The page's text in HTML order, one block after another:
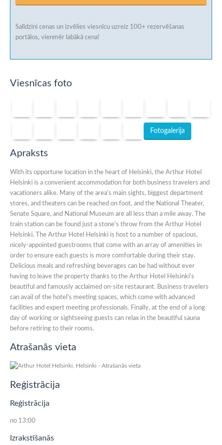
Salīdzini cenas un izvēlies viesnīcu uzreiz 100+ rezervēšanas
portālos, vienmēr labākā cena!
Viesnīcas foto
Fotogalerija
Apraksts
With its opportune location in the heart of Helsinki, the Arthur Hotel
Helsinki is a convenient accommodation for both business travelers and
vacationers alike. Many of the area’s main sights, biggest department
stores, and theaters can be reached on foot, and the National Theater,
Senate Square, and National Museum are all less than a mile away. The
train station can be found just a stone’s throw from the Arthur Hotel
Helsinki. The Arthur Hotel Helsinki is host to a number of spacious,
nicely-appointed guestrooms that come with an array of amenities in
order to ensure each guests is more comfortable during their stay.
Delicious meals and refreshing beverages can be had without ever
having to leave the property thanks to the Arthur Hotel Helsinki’s
beautiful and famously acclaimed on-site restaurant. Business travelers
can avail of the hotel’s meeting spaces, which come with advanced
facilities and expert meeting professionals. Finally, at the end of a long
day of working or sightseeing guests can relax in the beautiful sauna
before retiring to their rooms.
Atrašanās vieta
Reģistrācija
Reģistrācija
no 13:00
Izrakstīšanās